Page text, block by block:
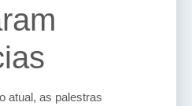
atual, as palestras